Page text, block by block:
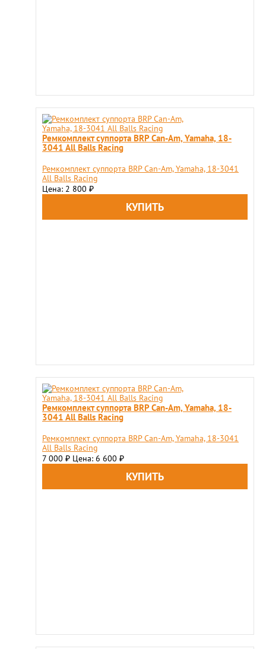
Ремкомплект суппорта BRP Can-Am, Yamaha, 18-
3041 All Balls Racing
Ремкомплект суппорта BRP Can-Am, Yamaha, 18-3041
All Balls Racing
Цена: 2 800 ₽
Ремкомплект суппорта BRP Can-Am, Yamaha, 18-
3041 All Balls Racing
Ремкомплект суппорта BRP Can-Am, Yamaha, 18-3041
All Balls Racing
7 000 ₽ Цена: 6 600 ₽